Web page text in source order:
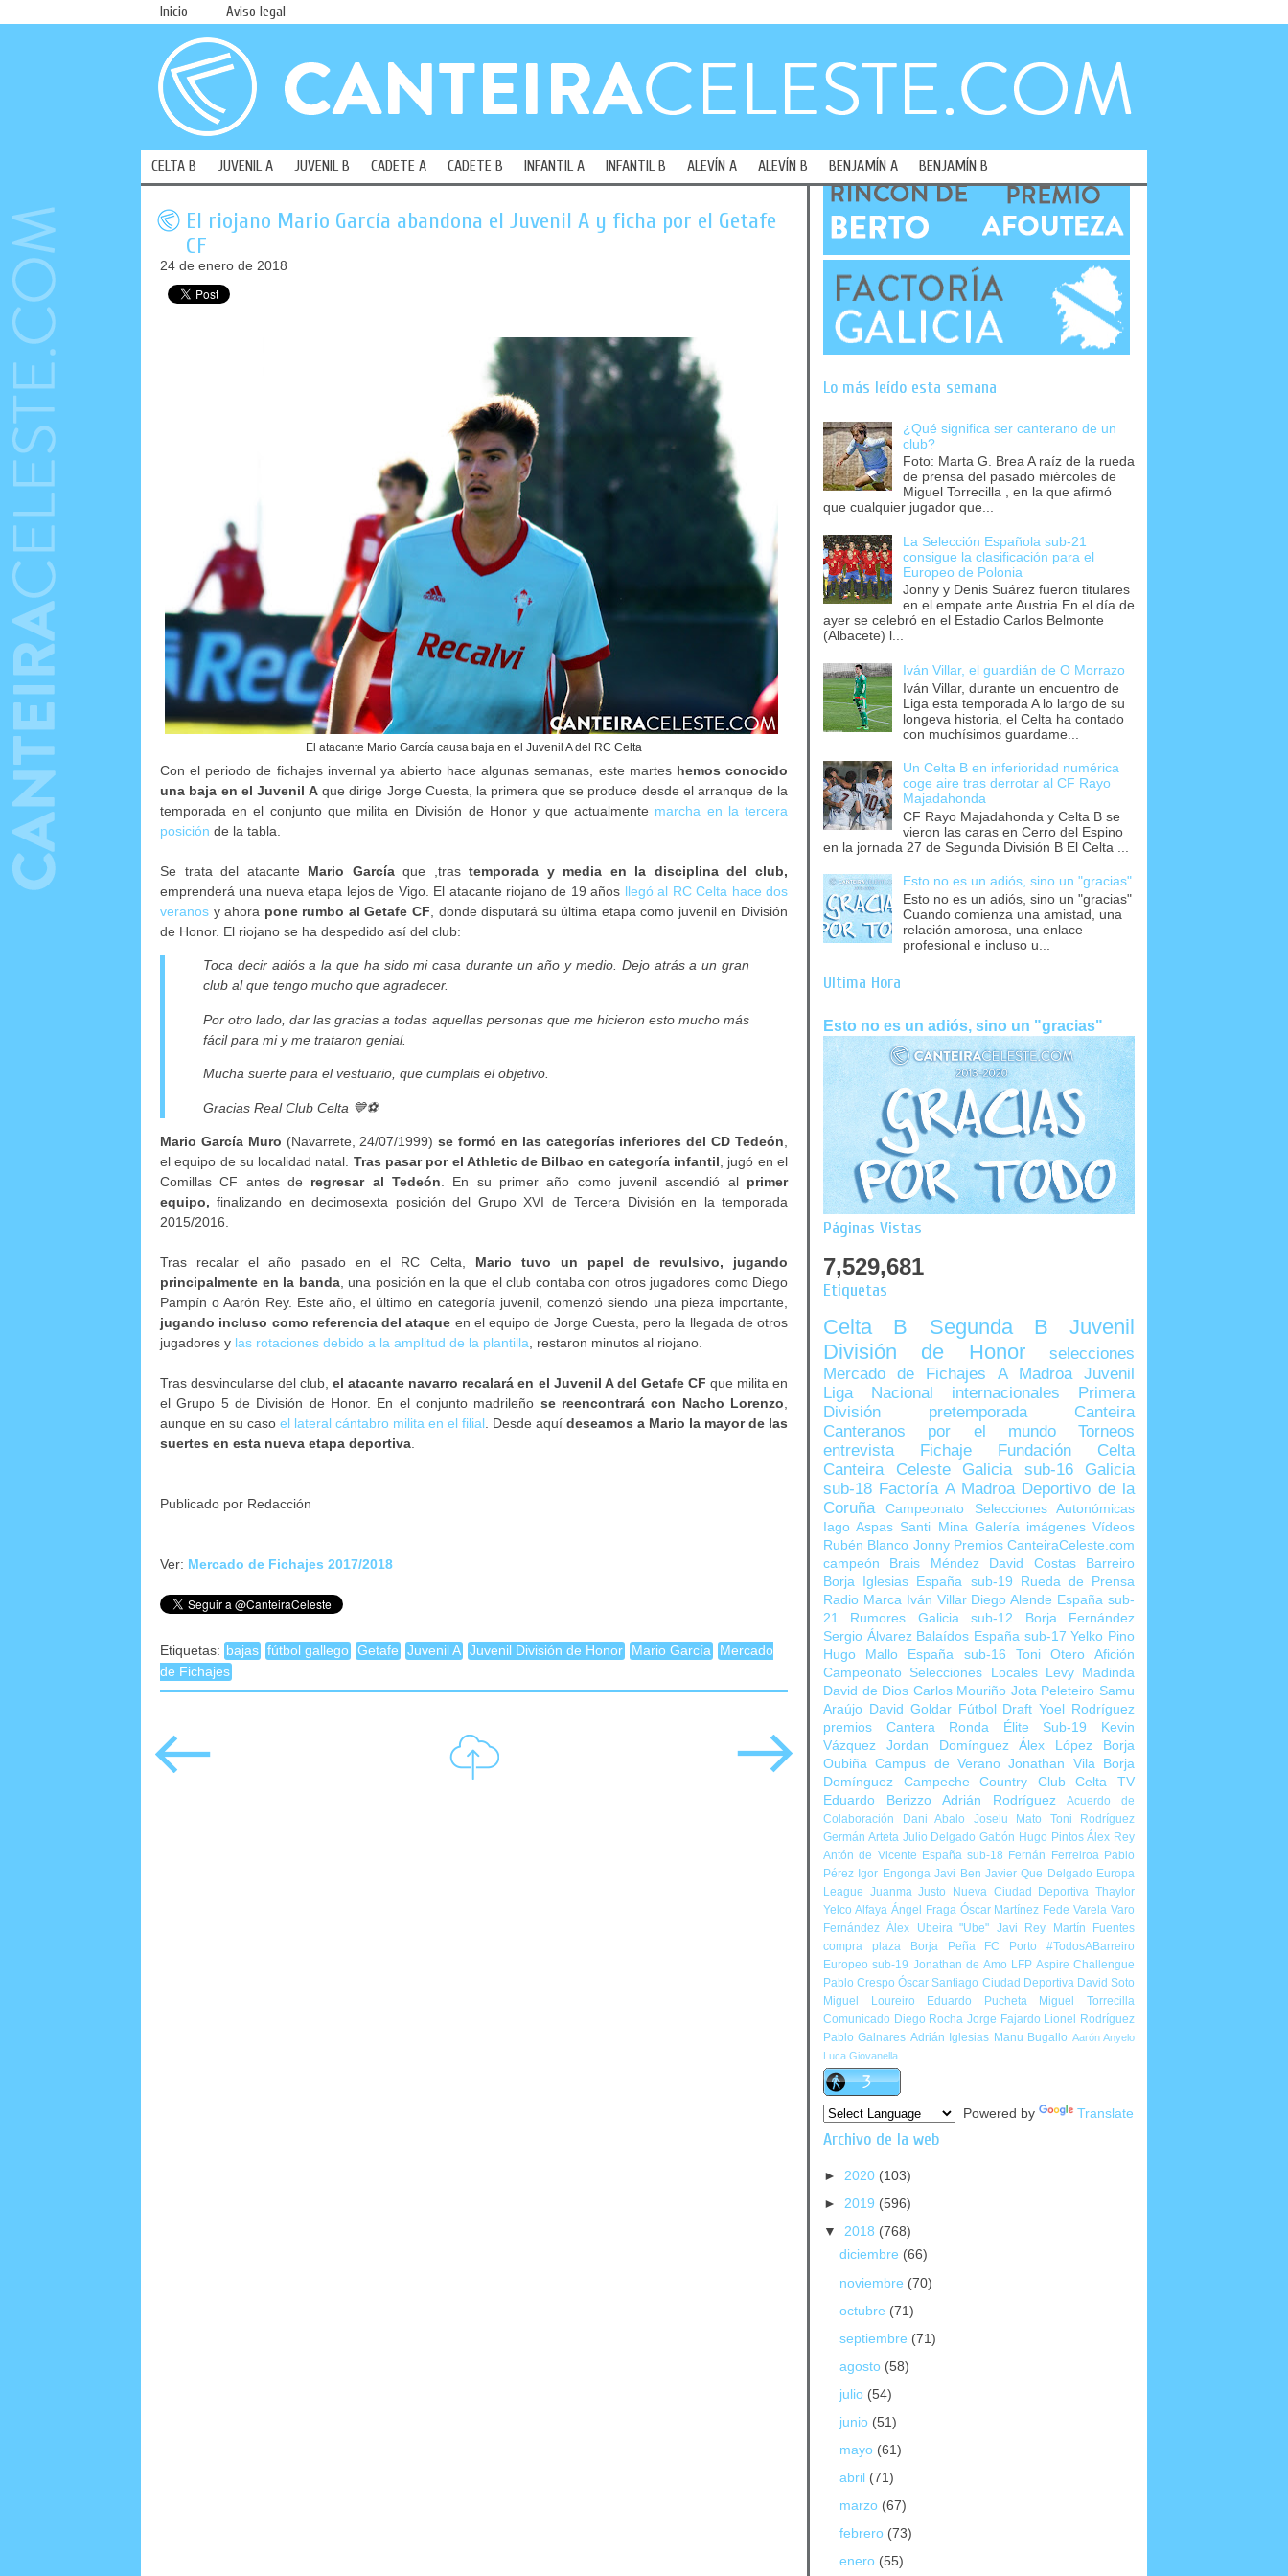
Inicio Aviso legal
CELTA B JUVENIL A JUVENIL B CADETE A CADETE B INFANTIL A INFANTIL B ALEVÍN A ALEVÍN B BENJAMÍN A BENJAMÍN B
El riojano Mario García abandona el Juvenil A y ficha por el Getafe
CF
24 de enero de 2018
El atacante Mario García causa baja en el Juvenil A del RC Celta
Con el periodo de fichajes invernal ya abierto hace algunas semanas, este martes hemos conocido
una baja en el Juvenil Aque dirige Jorge Cuesta, la primera que se produce desde el arranque de la
temporada en el conjunto que milita en División de Honor y que actualmente marcha en la tercera
posición de la tabla.
Se trata del atacante Mario Garcíaque ,trastemporada y media en la disciplina del club,
emprenderá una nueva etapa lejos de Vigo. El atacante riojano de 19 años llegó al RC Celta hace dos
veranos y ahora pone rumbo al Getafe CF , donde disputará su última etapa como juvenil en División
de Honor. El riojano se ha despedido así del club:
Toca decir adiós a la que ha sido mi casa durante un año y medio. Dejo atrás a un gran
club al que tengo mucho que agradecer.
Por otro lado, dar las gracias a todas aquellas personas que me hicieron esto mucho más
fácil para mi y me trataron genial.
Mucha suerte para el vestuario, que cumplais el objetivo.
Gracias Real Club Celta 💙⚽️
Mario García Muro (Navarrete, 24/07/1999)se formó en las categorías inferiores del CD Tedeón,
el equipo de su localidad natal. Tras pasar por el Athletic de Bilbao en categoría infantil, jugó en el
Comillas CF antes de regresar al Tedeón. En su primer año como juvenil ascendió al primer
equipo,finalizando en decimosexta posición del Grupo XVI de Tercera División en la temporada
2015/2016.
Tras recalar el año pasado en el RC Celta, Mario tuvo un papel de revulsivo, jugando
principalmente en la banda, una posición en la que el club contaba con otros jugadores como Diego
Pampín o Aarón Rey. Este año, el último en categoría juvenil, comenzó siendo una pieza importante,
jugando incluso como referencia del ataque en el equipo de Jorge Cuesta, pero la llegada de otros
jugadores y las rotaciones debido a la amplitud de la plantilla, restaron minutos al riojano.
Tras desvincularse del club,el atacante navarro recalará en el Juvenil A del Getafe CF que milita en
el Grupo 5 de División de Honor. En el conjunto madrileño se reencontrará con Nacho Lorenzo,
aunque en su caso el lateral cántabro milita en el filial. Desde aquí deseamos a Mario la mayor de las
suertes en esta nueva etapa deportiva.
Publicado por Redacción
Ver: Mercado de Fichajes 2017/2018
Etiquetas: bajas fútbol gallego Getafe Juvenil A Juvenil División de Honor Mario García
Mercado
de Fichajes
Lo más leído esta semana
¿Qué significa ser canterano de un
club?
Foto: Marta G. Brea A raíz de la rueda
de prensa del pasado miércoles de
Miguel Torrecilla , en la que afirmó
que cualquier jugador que...
La Selección Española sub-21
consigue la clasificación para el
Europeo de Polonia
Jonny y Denis Suárez fueron titulares
en el empate ante Austria En el día de
ayer se celebró en el Estadio Carlos Belmonte
(Albacete) l...
Iván Villar, el guardián de O Morrazo
Iván Villar, durante un encuentro de
Liga esta temporada A lo largo de su
longeva historia, el Celta ha contado
con muchísimos guardame...
Un Celta B en inferioridad numérica
coge aire tras derrotar al CF Rayo
Majadahonda
CF Rayo Majadahonda y Celta B se
vieron las caras en Cerro del Espino
en la jornada 27 de Segunda División B El Celta ...
Esto no es un adiós, sino un "gracias"
Esto no es un adiós, sino un "gracias"
Cuando comienza una amistad, una
relación amorosa, una enlace
profesional e incluso u...
Última Hora
Esto no es un adiós, sino un "gracias"
Páginas Vistas
7,529,681
Etiquetas
Celta B Segunda B
Juvenil
División de Honor
selecciones
Mercado de Fichajes
A Madroa
Juvenil
Liga Nacional
internacionales
Primera
División
pretemporada
Canteira
Canteranos por el mundo
Torneos
entrevista
Fichaje
Fundación Celta
Canteira Celeste
Galicia sub-16
Galicia
sub-18 Factoría A Madroa Deportivo de la
Coruña
Campeonato Selecciones Autonómicas
Iago Aspas Santi Mina Galería imágenes Vídeos
Rubén Blanco Jonny Premios CanteiraCeleste.com
campeón
Brais Méndez David Costas
Barreiro
Borja Iglesias
España sub-19
Rueda de Prensa
Radio Marca
Iván Villar Diego Alende España sub-
21
Rumores Galicia sub-12
Borja Fernández
Sergio Álvarez Balaídos España sub-17 Yelko Pino
Hugo Mallo
España sub-16 Toni Otero
Afición
Campeonato Selecciones Locales
Levy Madinda
David de Dios Carlos Mouriño Jota Peleteiro Samu
Araújo David Goldar Fútbol Draft Yoel Rodríguez
premios Cantera
Ronda Élite Sub-19
Kevin
Vázquez
Jordan Domínguez Álex López
Borja
Oubiña Campus de Verano Jonathan Vila
Borja
Domínguez
Campeche Country Club
Celta TV
Eduardo Berizzo
Adrián Rodríguez
Acuerdo de
Colaboración
Dani Abalo Joselu Mato
Toni Rodríguez
Germán Arteta Julio Delgado Gabón Hugo Pintos Álex Rey
Antón de Vicente España sub-18 Fernán Ferreiroa Pablo
Pérez Igor Engonga Javi Ben Javier Que Delgado Europa
League Juanma Justo Nueva Ciudad Deportiva Thaylor
Yelco Alfaya Ángel Fraga Óscar Martínez Fede Varela Varo
Fernández Álex Ubeira "Ube" Javi Rey
Martín Fuentes
compra plaza
Borja Peña FC Porto
#TodosABarreiro
Europeo sub-19 Jonathan de Amo LFP Aspire Challengue
Pablo Crespo Óscar Santiago Ciudad Deportiva David Soto
Miguel Loureiro
Eduardo Pucheta
Miguel Torrecilla
Comunicado Diego Rocha Jorge Fajardo Lionel Rodríguez
Pablo Galnares Adrián Iglesias Manu Bugallo Aarón Anyelo
Luca Giovanella
Powered by Translate
Archivo de la web
► 2020 (103)
► 2019 (596)
▼ 2018 (768)
diciembre (66)
noviembre (70)
octubre (71)
septiembre (71)
agosto (58)
julio (54)
junio (51)
mayo (61)
abril (71)
marzo (67)
febrero (73)
enero (55)